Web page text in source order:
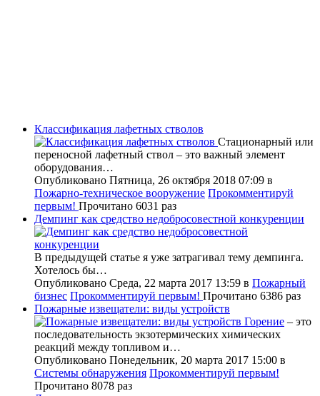
Классификация лафетных стволов
Стационарный или
переносной лафетный ствол – это важный элемент
оборудования…
Опубликовано Пятница, 26 октября 2018 07:09 в
Пожарно-техническое вооружение Прокомментируй
первым! Прочитано 6031 раз
Демпинг как средство недобросовестной конкуренции
В предыдущей статье я уже затрагивал тему демпинга.
Хотелось бы…
Опубликовано Среда, 22 марта 2017 13:59 в Пожарный
бизнес Прокомментируй первым! Прочитано 6386 раз
Пожарные извещатели: виды устройств
Горение – это
последовательность экзотермических химических
реакций между топливом и…
Опубликовано Понедельник, 20 марта 2017 15:00 в
Системы обнаружения Прокомментируй первым!
Прочитано 8078 раз